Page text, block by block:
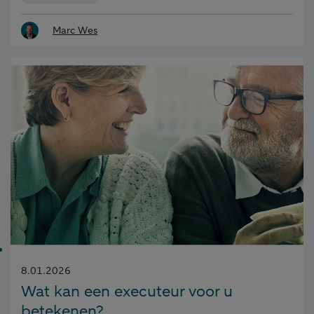
Marc Wes
Gepubliceerd
op:
8.01.2026
Wat kan een executeur voor u